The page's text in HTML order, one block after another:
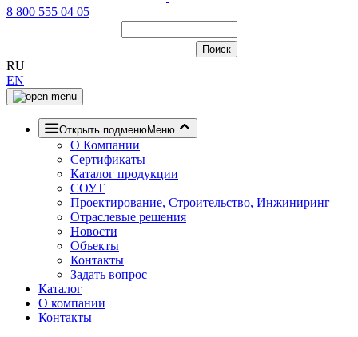
8 800 555 04 05
RU
EN
Открыть подменюМеню
О Компании
Сертификаты
Каталог продукции
СОУТ
Проектирование, Строительство, Инжиниринг
Отраслевые решения
Новости
Объекты
Контакты
Задать вопрос
Каталог
О компании
Контакты